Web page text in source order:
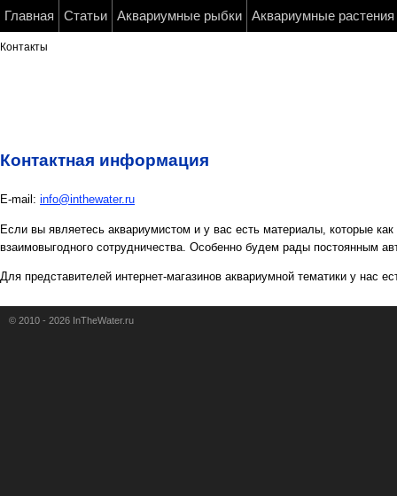
Главная Статьи Аквариумные рыбки Аквариумные растения
Контакты
Контактная информация
E-mail: info@inthewater.ru
Если вы являетесь аквариумистом и у вас есть материалы, которые
взаимовыгодного сотрудничества. Особенно будем рады постоянным
Для представителей интернет-магазинов аквариумной тематики у нас
© 2010 - 2026 InTheWater.ru